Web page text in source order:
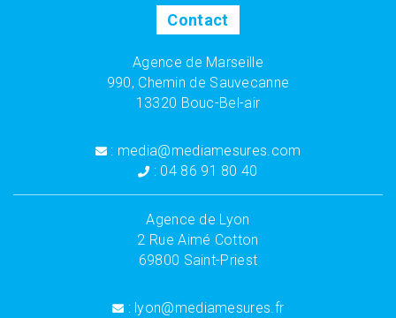
Contact
Agence de Marseille
990, Chemin de Sauvecanne
13320 Bouc-Bel-air
: media@mediamesures.com
: 04 86 91 80 40
Agence de Lyon
2 Rue Aimé Cotton
69800 Saint-Priest
: lyon@mediamesures.fr